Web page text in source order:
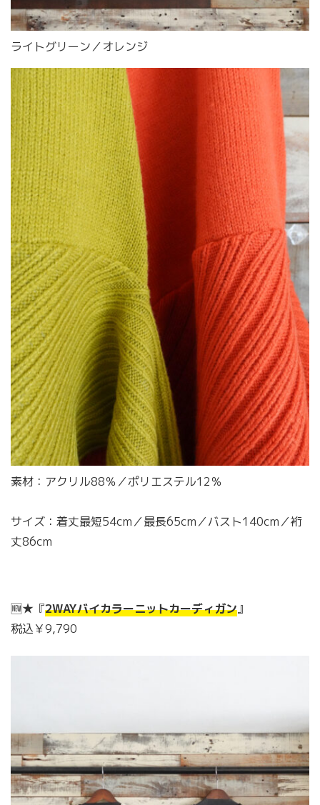
ライトグリーン／オレンジ
素材：アクリル88％／ポリエステル12％
サイズ：着丈最短54cm／最長65cm／バスト140cm／裄
丈86cm
🆕★『2WAYバイカラーニットカーディガン』
税込￥9,790